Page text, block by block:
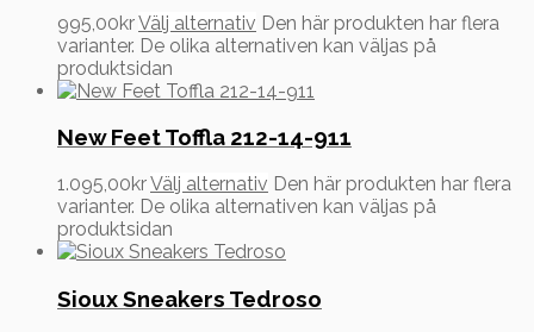
995,00krVälj alternativ Den här produkten har flera
varianter. De olika alternativen kan väljas på
produktsidan
New Feet Toffla 212-14-911
1.095,00krVälj alternativ Den här produkten har flera
varianter. De olika alternativen kan väljas på
produktsidan
Sioux Sneakers Tedroso